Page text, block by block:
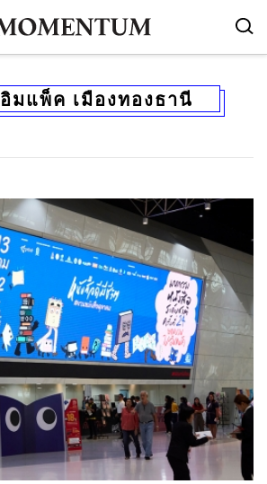
อิมแพ็ค เมืองทองธานี
TWEET LINE EMAIL